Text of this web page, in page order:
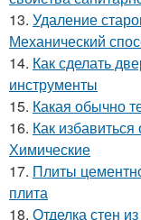
13. Удаление
Механический
14. Как сделать
инструменты
15. Какая обычно
16. Как
Химические
17. Плиты
плита
18. Отделка стен